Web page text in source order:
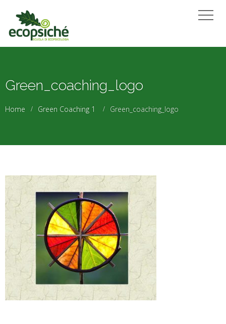
Green_coaching_logo
Home Green Coaching 1 Green_coaching_logo